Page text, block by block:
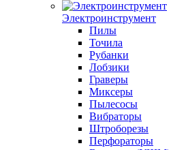
Электроинструмент
Пилы
Точила
Рубанки
Лобзики
Граверы
Миксеры
Пылесосы
Вибраторы
Штроборезы
Перфораторы